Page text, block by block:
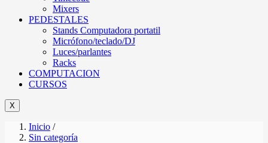
Mixers
PEDESTALES
Stands Computadora portatil
Micrófono/teclado/DJ
Luces/parlantes
Racks
COMPUTACION
CURSOS
X
Inicio /
Sin categoría